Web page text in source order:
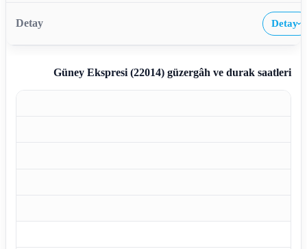
Detay›
Güney Ekspresi (22014)güzergâh ve durak saatleri